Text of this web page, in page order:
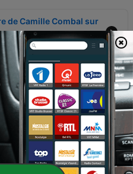
de Camille Combal sur
avec Gims !